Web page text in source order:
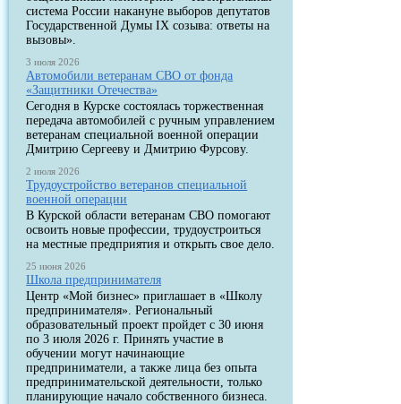
система России накануне выборов депутатов
Государственной Думы IX созыва: ответы на
вызовы».
3 июля 2026
Автомобили ветеранам СВО от фонда
«Защитники Отечества»
Сегодня в Курске состоялась торжественная
передача автомобилей с ручным управлением
ветеранам специальной военной операции
Дмитрию Сергееву и Дмитрию Фурсову.
2 июля 2026
Трудоустройство ветеранов специальной
военной операции
В Курской области ветеранам СВО помогают
освоить новые профессии, трудоустроиться
на местные предприятия и открыть свое дело.
25 июня 2026
Школа предпринимателя
Центр «Мой бизнес» приглашает в «Школу
предпринимателя». Региональный
образовательный проект пройдет с 30 июня
по 3 июля 2026 г. Принять участие в
обучении могут начинающие
предприниматели, а также лица без опыта
предпринимательской деятельности, только
планирующие начало собственного бизнеса.